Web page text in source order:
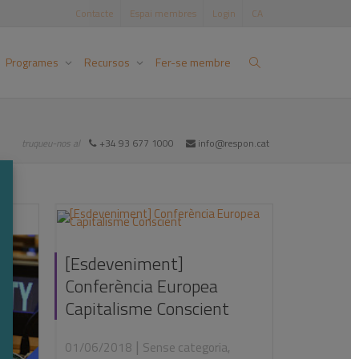
Contacte Espai membres Login CA
Programes Recursos Fer-se membre
truqueu-nos al +34 93 677 1000 info@respon.cat
[Esdeveniment]
Conferència Europea
Capitalisme Conscient
01/06/2018 | Sense categoria,